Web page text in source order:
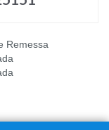
Remessa